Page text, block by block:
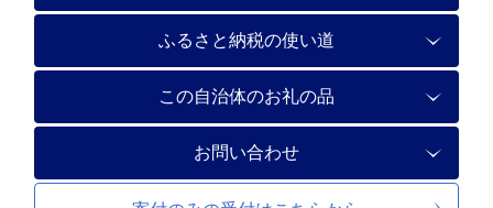
ふるさと納税の使い道
この自治体のお礼の品
お問い合わせ